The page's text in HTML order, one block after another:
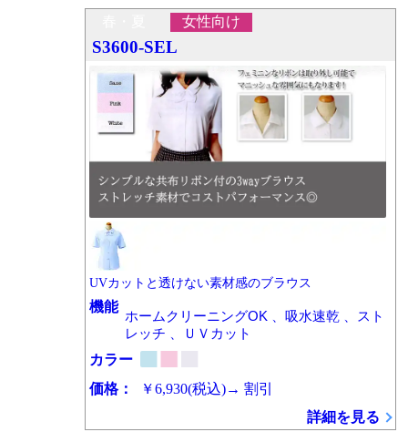
S3600-SEL
女性向け
UVカットと透けない素材感のブラウス
機能
ホームクリーニングOK 、吸水速乾 、スト
レッチ 、ＵＶカット
カラー
価格：
￥6,930(税込)→割引
詳細を見る